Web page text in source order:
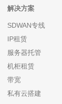
解决方案
SDWAN专线
IP租赁
服务器托管
机柜租赁
带宽
私有云搭建